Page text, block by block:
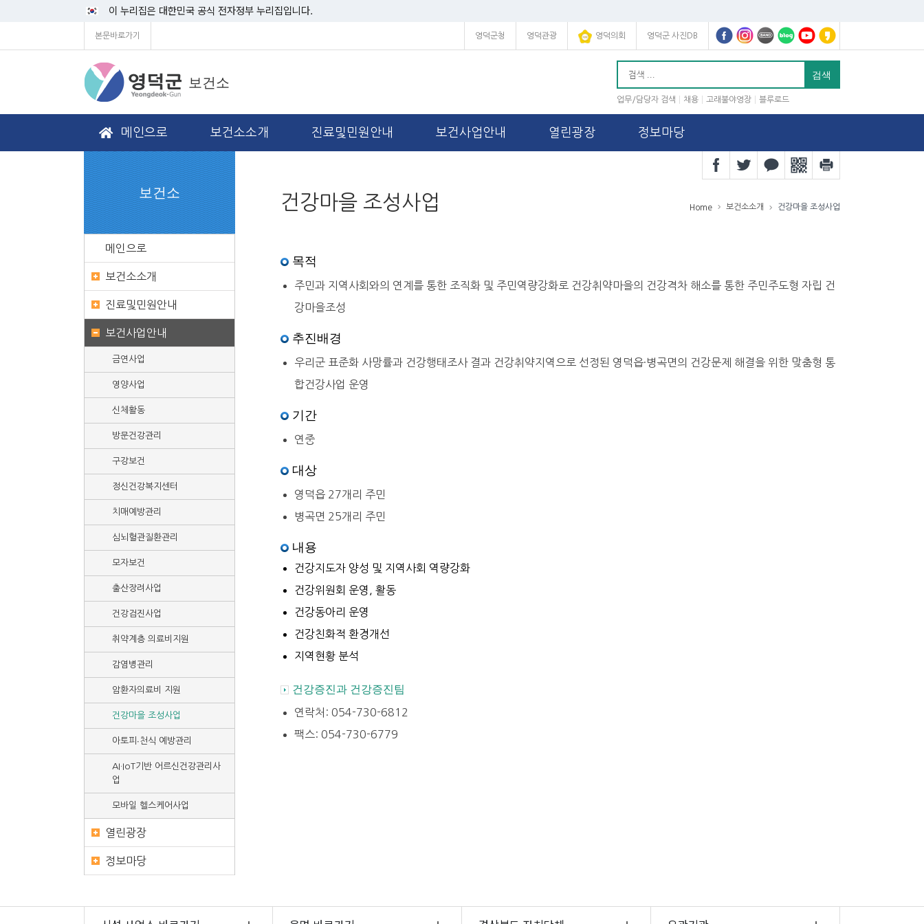
이 누리집은 대한민국 공식 전자정부 누리집입니다.
본문바로가기 영덕군청 영덕관광 영덕의회 영덕군 사진DB
보건소
업무/담당자 검색 채용 고래불야영장 블루로드
메인으로 보건소소개 진료및민원안내 보건사업안내 열린광장 정보마당
건강마을 조성사업 Home 보건소소개 건강마을 조성사업
목적
주민과 지역사회와의 연계를 통한 조직화 및 주민역량강화로 건강취약마을의 건강격차 해소를 통한 주민주도형 자립 건
강마을조성
추진배경
우리군 표준화 사망률과 건강행태조사 결과 건강취약지역으로 선정된 영덕읍·병곡면의 건강문제 해결을 위한 맞춤형 통
합건강사업 운영
기간
연중
대상
영덕읍 27개리 주민
병곡면 25개리 주민
내용
건강지도자 양성 및 지역사회 역량강화
건강위원회 운영, 활동
건강동아리 운영
건강친화적 환경개선
지역현황 분석
건강증진과 건강증진팀
연락처: 054-730-6812
팩스: 054-730-6779
보건소
메인으로
보건소소개
진료및민원안내
보건사업안내
금연사업
영양사업
신체활동
방문건강관리
구강보건
정신건강복지센터
치매예방관리
심뇌혈관질환관리
모자보건
출산장려사업
건강검진사업
취약계층 의료비지원
감염병관리
암환자의료비 지원
건강마을 조성사업
아토피∙천식 예방관리
AI·IoT기반 어르신건강관리사
업
모바일 헬스케어사업
열린광장
정보마당